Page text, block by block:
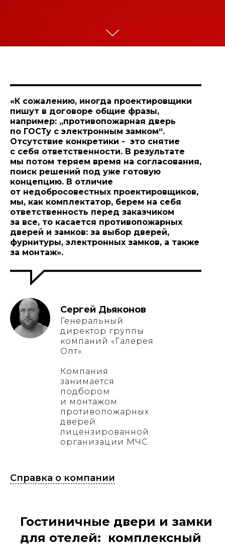
«К сожалению, иногда проектировщики
пишут в договоре общие фразы,
например: „противопожарная дверь
по ГОСТу с электронным замком“.
Отсутствие конкретики - это снятие
с себя ответственности. В результате
мы потом теряем время на согласования,
поиск решений под уже готовую
концепцию. В отличие
от недобросовестных проектировщиков,
мы, как комплектатор, берем на себя
ответственность перед заказчиком
за все, то касается противопожарных
дверей и замков: за выбор дверей,
фурнитуры, электронных замков, а также
за монтаж».
Сергей Дьяконов
Генеральный
директор группы
компаний «Галерея
Опт».
Компания
занимается
подбором
и монтажом
противопожарных
дверей
лицензированной
организации МЧС.
Справка о компании
Гостиничные двери и замки
для отелей: комплексный